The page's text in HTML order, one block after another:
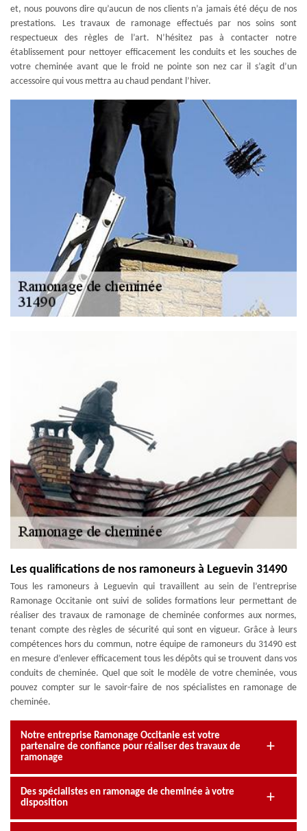
et, nous pouvons dire qu’aucun de nos clients n’a jamais été déçu de nos
prestations. Les travaux de ramonage effectués par nos soins sont
respectueux des règles de l’art. N’hésitez pas à contacter notre
établissement pour nettoyer efficacement les conduits et les souches de
votre cheminée avant que le froid ne pointe son nez car il s’agit d’un
accessoire qui vous mettra au chaud pendant l’hiver.
Les qualifications de nos ramoneurs à Leguevin 31490
Tous les ramoneurs à Leguevin qui travaillent au sein de l’entreprise
Ramonage Occitanie ont suivi de solides formations leur permettant de
réaliser des travaux de ramonage de cheminée conformes aux normes,
tenant compte des règles de sécurité qui sont en vigueur. Grâce à leurs
compétences hors du commun, notre équipe de ramoneurs du 31490 est
en mesure d’enlever efficacement tous les dépôts qui se trouvent dans vos
conduits de cheminée. Quel que soit le modèle de votre cheminée, vous
pouvez compter sur le savoir-faire de nos spécialistes en ramonage de
cheminée.
Notre entreprise Ramonage Occitanie est votre
partenaire de confiance pour réaliser des travaux de
ramonage
Des spécialistes en ramonage de cheminée à votre
disposition